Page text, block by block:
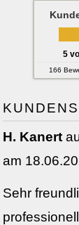
5
166
H. Kanert
am
Sehr